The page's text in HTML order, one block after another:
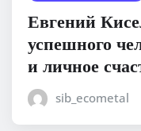
Евгений
успешного
и личное
sib_ecometal